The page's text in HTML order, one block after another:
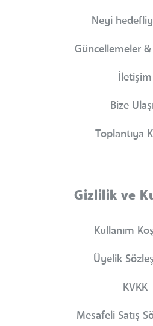
Neyi
Güncellemeler
İletişim
Bize
Toplantıya
Gizlilik ve
Kullanım
Üyelik
KVKK
Mesafeli Satış